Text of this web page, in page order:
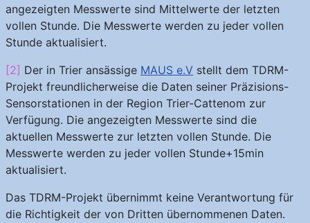
angezeigten Messwerte sind Mittelwerte der letzten
vollen Stunde. Die Messwerte werden zu jeder vollen
Stunde aktualisiert.
[2] Der in Trier ansässige MAUS e.V stellt dem TDRM-
Projekt freundlicherweise die Daten seiner Präzisions-
Sensorstationen in der Region Trier-Cattenom zur
Verfügung. Die angezeigten Messwerte sind die
aktuellen Messwerte zur letzten vollen Stunde. Die
Messwerte werden zu jeder vollen Stunde+15min
aktualisiert.
Das TDRM-Projekt übernimmt keine Verantwortung für
die Richtigkeit der von Dritten übernommenen Daten.